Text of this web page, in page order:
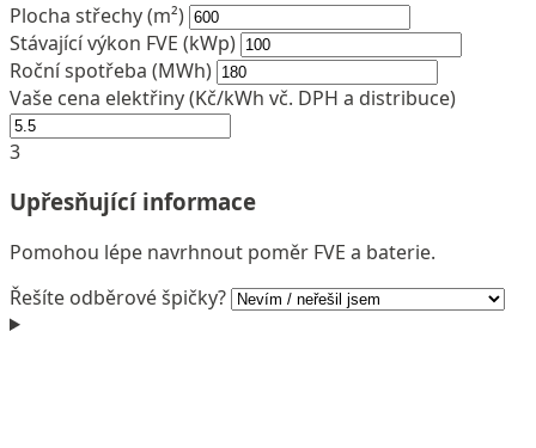
Plocha střechy(m²)
Stávající výkon FVE (kWp)
Roční spotřeba (MWh)
Vaše cena elektřiny(Kč/kWh vč. DPH a distribuce)
3
Upřesňující informace
Pomohou lépe navrhnout poměr FVE a baterie.
Řešíte odběrové špičky?